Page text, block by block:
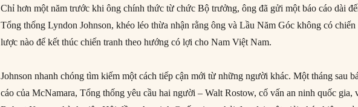
Chỉ hơn một năm trước khi ông chính thức từ chức Bộ trưởng, ông đã gửi một báo cáo dài
Tổng thống Lyndon Johnson, khéo léo thừa nhận rằng ông và Lầu Năm Góc không có chiến
lược nào để kết thúc chiến tranh theo hướng có lợi cho Nam Việt Nam.
Johnson nhanh chóng tìm kiếm một cách tiếp cận mới từ những người khác. Một tháng sau
cáo của McNamara, Tổng thống yêu cầu hai người – Walt Rostow, cố vấn an ninh quốc gia,